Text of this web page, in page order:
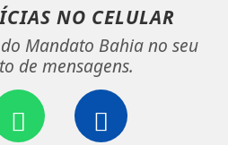
NO CELULAR
Mandato Bahia no seu
de mensagens.